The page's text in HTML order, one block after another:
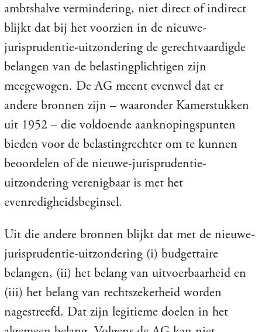
ambtshalve vermindering, niet direct of indirect
blijkt dat bij het voorzien in de nieuwe-
jurisprudentie-uitzondering de gerechtvaardigde
belangen van de belastingplichtigen zijn
meegewogen. De AG meent evenwel dat er
andere bronnen zijn – waaronder Kamerstukken
uit 1952 – die voldoende aanknopingspunten
bieden voor de belastingrechter om te kunnen
beoordelen of de nieuwe-jurisprudentie-
uitzondering verenigbaar is met het
evenredigheidsbeginsel.
Uit die andere bronnen blijkt dat met de nieuwe-
jurisprudentie-uitzondering (i) budgettaire
belangen, (ii) het belang van uitvoerbaarheid en
(iii) het belang van rechtszekerheid worden
nagestreefd. Dat zijn legitieme doelen in het